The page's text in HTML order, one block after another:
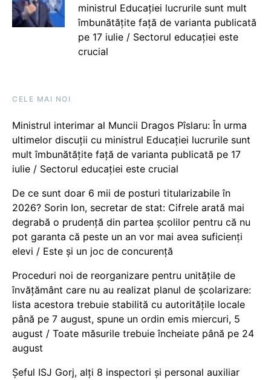
ministrul Educației lucrurile sunt mult
îmbunătățite față de varianta publicată
pe 17 iulie / Sectorul educației este
crucial
CELE MAI NOI
Ministrul interimar al Muncii Dragos Pîslaru: În urma
ultimelor discuții cu ministrul Educației lucrurile sunt
mult îmbunătățite față de varianta publicată pe 17
iulie / Sectorul educației este crucial
De ce sunt doar 6 mii de posturi titularizabile în
2026? Sorin Ion, secretar de stat: Cifrele arată mai
degrabă o prudență din partea școlilor pentru că nu
pot garanta că peste un an vor mai avea suficienți
elevi / Este și un joc de concurență
Proceduri noi de reorganizare pentru unitățile de
învățământ care nu au realizat planul de școlarizare:
lista acestora trebuie stabilită cu autoritățile locale
până pe 7 august, spune un ordin emis miercuri, 5
august / Toate măsurile trebuie încheiate până pe 24
august
Șeful ISJ Gorj, alți 8 inspectori și personal auxiliar